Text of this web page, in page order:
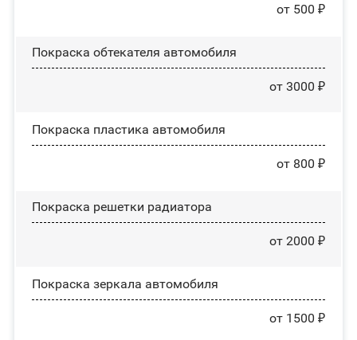
от 500 ₽
Покраска обтекателя автомобиля
от 3000 ₽
Покраска пластика автомобиля
от 800 ₽
Покраска решетки радиатора
от 2000 ₽
Покраска зеркала автомобиля
от 1500 ₽